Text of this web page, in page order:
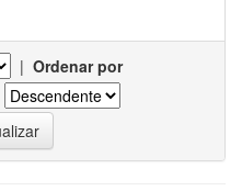
| Ordenar por